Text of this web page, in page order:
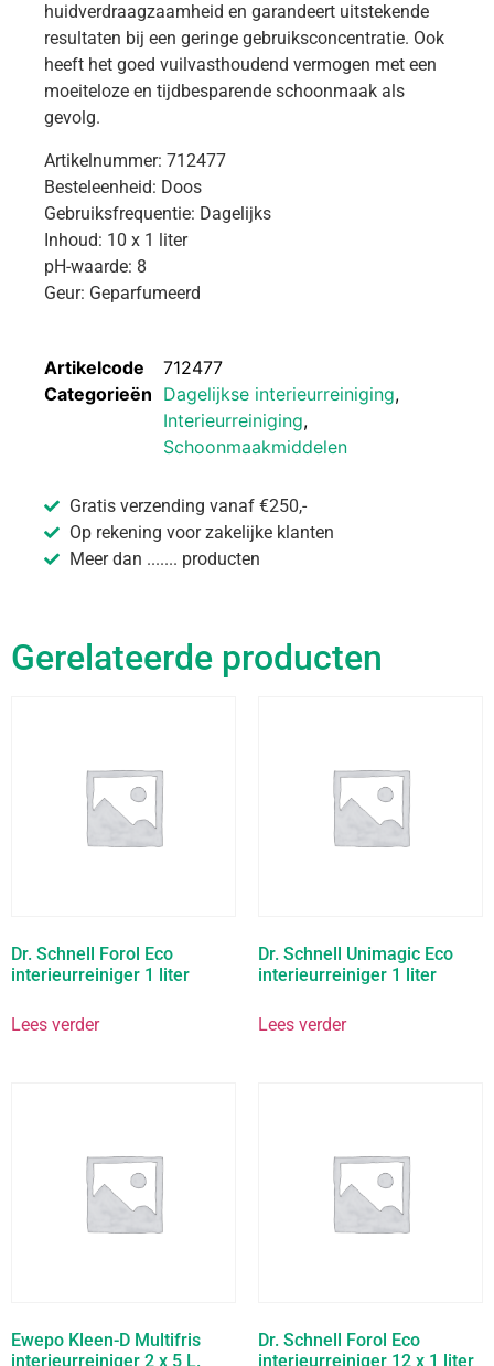
huidverdraagzaamheid en garandeert uitstekende
resultaten bij een geringe gebruiksconcentratie. Ook
heeft het goed vuilvasthoudend vermogen met een
moeiteloze en tijdbesparende schoonmaak als
gevolg.
Artikelnummer: 712477
Besteleenheid: Doos
Gebruiksfrequentie: Dagelijks
Inhoud: 10 x 1 liter
pH-waarde: 8
Geur: Geparfumeerd
Artikelcode
712477
Categorieën Dagelijkse interieurreiniging,
Interieurreiniging,
Schoonmaakmiddelen
Gratis verzending vanaf €250,-
Op rekening voor zakelijke klanten
Meer dan ....... producten
Gerelateerde producten
Dr. Schnell Forol Eco
interieurreiniger 1 liter
Lees verder
Dr. Schnell Unimagic Eco
interieurreiniger 1 liter
Lees verder
Ewepo Kleen-D Multifris
interieurreiniger 2 x 5 L.
Dr. Schnell Forol Eco
interieurreiniger 12 x 1 liter